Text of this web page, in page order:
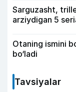
Sarguzasht,
arziydigan 5
Otaning ismini
bo‘ladi
Tavsiyalar